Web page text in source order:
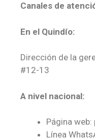
Canales de
En el Quindío:
Dirección de la
#12-13
A nivel nacional:
Página
Línea